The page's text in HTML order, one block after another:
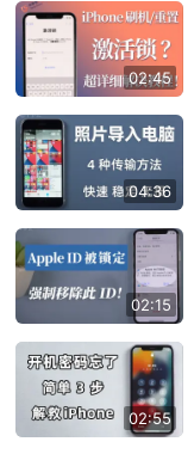
02:45
04:36
02:15
02:55